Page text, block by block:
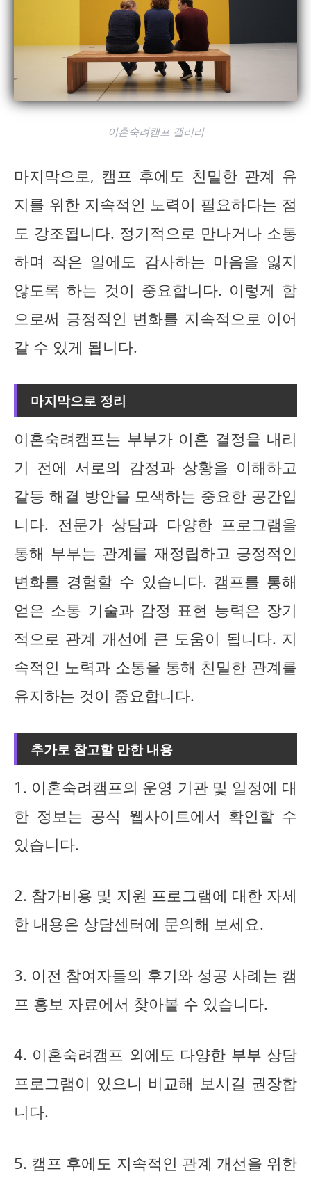
이혼숙려캠프 갤러리
마지막으로, 캠프 후에도 친밀한 관계 유
지를 위한 지속적인 노력이 필요하다는 점
도 강조됩니다. 정기적으로 만나거나 소통
하며 작은 일에도 감사하는 마음을 잃지
않도록 하는 것이 중요합니다. 이렇게 함
으로써 긍정적인 변화를 지속적으로 이어
갈 수 있게 됩니다.
마지막으로 정리
이혼숙려캠프는 부부가 이혼 결정을 내리
기 전에 서로의 감정과 상황을 이해하고
갈등 해결 방안을 모색하는 중요한 공간입
니다. 전문가 상담과 다양한 프로그램을
통해 부부는 관계를 재정립하고 긍정적인
변화를 경험할 수 있습니다. 캠프를 통해
얻은 소통 기술과 감정 표현 능력은 장기
적으로 관계 개선에 큰 도움이 됩니다. 지
속적인 노력과 소통을 통해 친밀한 관계를
유지하는 것이 중요합니다.
추가로 참고할 만한 내용
1. 이혼숙려캠프의 운영 기관 및 일정에 대
한 정보는 공식 웹사이트에서 확인할 수
있습니다.
2. 참가비용 및 지원 프로그램에 대한 자세
한 내용은 상담센터에 문의해 보세요.
3. 이전 참여자들의 후기와 성공 사례는 캠
프 홍보 자료에서 찾아볼 수 있습니다.
4. 이혼숙려캠프 외에도 다양한 부부 상담
프로그램이 있으니 비교해 보시길 권장합
니다.
5. 캠프 후에도 지속적인 관계 개선을 위한